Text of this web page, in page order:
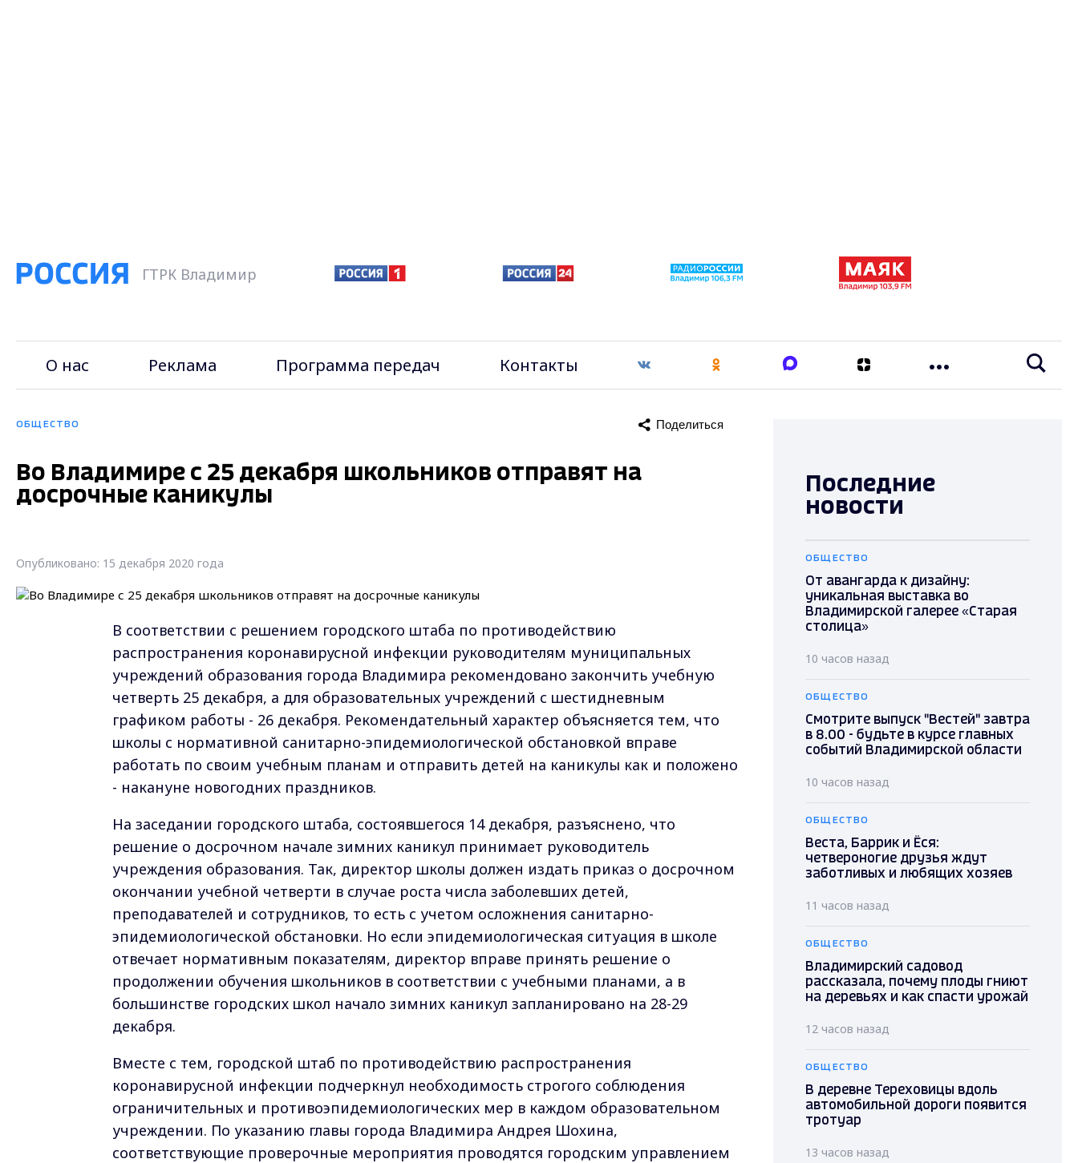
ГТРК Владимир
О нас Реклама Программа передач Контакты
ОБЩЕСТВО Поделиться
Во Владимире с 25 декабря школьников отправят на
досрочные каникулы
Опубликовано: 15 декабря 2020 года
В соответствии с решением городского штаба по противодействию
распространения коронавирусной инфекции руководителям муниципальных
учреждений образования города Владимира рекомендовано закончить учебную
четверть 25 декабря, а для образовательных учреждений с шестидневным
графиком работы - 26 декабря. Рекомендательный характер объясняется тем, что
школы с нормативной санитарно-эпидемиологической обстановкой вправе
работать по своим учебным планам и отправить детей на каникулы как и положено
- накануне новогодних праздников.
На заседании городского штаба, состоявшегося 14 декабря, разъяснено, что
решение о досрочном начале зимних каникул принимает руководитель
учреждения образования. Так, директор школы должен издать приказ о досрочном
окончании учебной четверти в случае роста числа заболевших детей,
преподавателей и сотрудников, то есть с учетом осложнения санитарно-
эпидемиологической обстановки. Но если эпидемиологическая ситуация в школе
отвечает нормативным показателям, директор вправе принять решение о
продолжении обучения школьников в соответствии с учебными планами, а в
большинстве городских школ начало зимних каникул запланировано на 28-29
декабря.
Вместе с тем, городской штаб по противодействию распространения
коронавирусной инфекции подчеркнул необходимость строгого соблюдения
ограничительных и противоэпидемиологических мер в каждом образовательном
учреждении. По указанию главы города Владимира Андрея Шохина,
соответствующие проверочные мероприятия проводятся городским управлением
Последние
новости
ОБЩЕСТВО
От авангарда к дизайну:
уникальная выставка во
Владимирской галерее «Старая
столица»
10 часов назад
ОБЩЕСТВО
Смотрите выпуск "Вестей" завтра
в 8.00 - будьте в курсе главных
событий Владимирской области
10 часов назад
ОБЩЕСТВО
Веста, Баррик и Ёся:
четвероногие друзья ждут
заботливых и любящих хозяев
11 часов назад
ОБЩЕСТВО
Владимирский садовод
рассказала, почему плоды гниют
на деревьях и как спасти урожай
12 часов назад
ОБЩЕСТВО
В деревне Тереховицы вдоль
автомобильной дороги появится
тротуар
13 часов назад